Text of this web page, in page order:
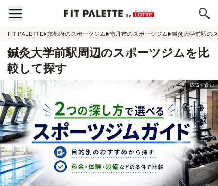
FIT PALETTE 京都府のスポーツジム 南丹市のスポーツジム 鍼灸大学前駅の
鍼灸大学前駅周辺のスポーツジムを比
較して探す